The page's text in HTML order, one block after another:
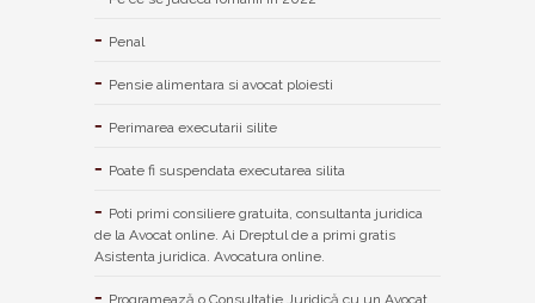
Penal
Pensie alimentara si avocat ploiesti
Perimarea executarii silite
Poate fi suspendata executarea silita
Poti primi consiliere gratuita, consultanta juridica
de la Avocat online. Ai Dreptul de a primi gratis
Asistenta juridica. Avocatura online.
Programează o Consultație Juridică cu un Avocat